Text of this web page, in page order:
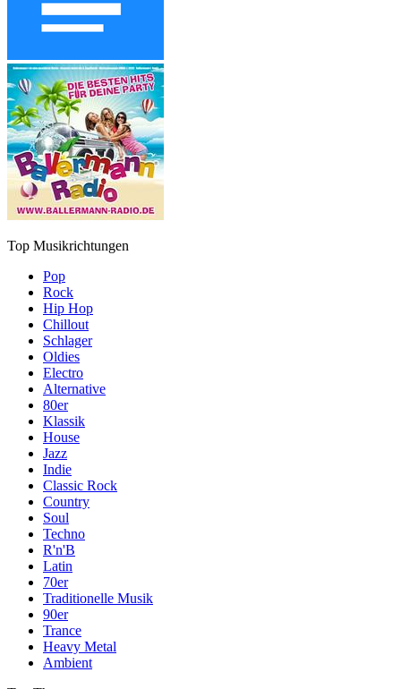
Top Musikrichtungen
Pop
Rock
Hip Hop
Chillout
Schlager
Oldies
Electro
Alternative
80er
Klassik
House
Jazz
Indie
Classic Rock
Country
Soul
Techno
R'n'B
Latin
70er
Traditionelle Musik
90er
Trance
Heavy Metal
Ambient